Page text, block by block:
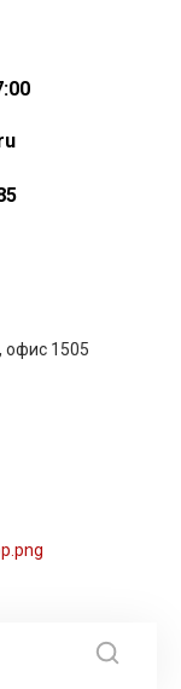
офис 1505